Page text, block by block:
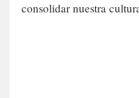
consolidar nuestra